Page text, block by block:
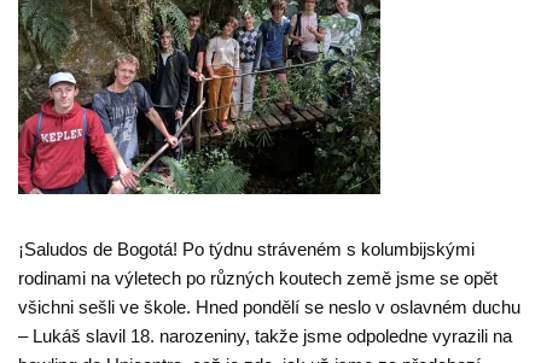
¡Saludos de Bogotá! Po týdnu stráveném s kolumbijskými
rodinami na výletech po různých koutech země jsme se opět
všichni sešli ve škole. Hned pondělí se neslo v oslavném duchu
– Lukáš slavil 18. narozeniny, takže jsme odpoledne vyrazili na